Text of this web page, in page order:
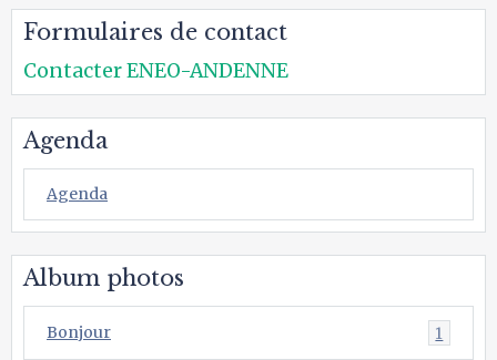
Formulaires de contact
Contacter ENEO-ANDENNE
Agenda
Agenda
Album photos
Bonjour 1